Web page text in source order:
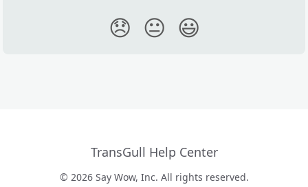
😞 😐 😃
TransGull Help Center
© 2026 Say Wow, Inc. All rights reserved.